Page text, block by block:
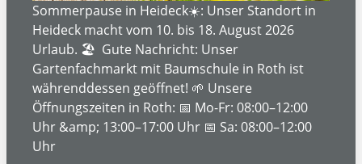
1.399,00 €*
1.749,00 €*
Sommerpause in Heideck☀️: Unser Standort in
Heideck macht vom 10. bis 18. August 2026
Urlaub. 🏖️ Gute Nachricht: Unser
Gartenfachmarkt mit Baumschule in Roth ist
währenddessen geöffnet! 🌱 Unsere
Öffnungszeiten in Roth: 📅 Mo-Fr: 08:00–12:00
Uhr &amp; 13:00–17:00 Uhr 📅 Sa: 08:00–12:00
Uhr